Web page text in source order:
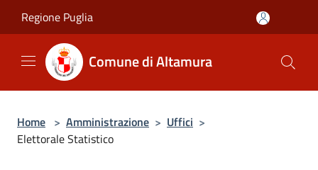
Regione Puglia
Comune di Altamura
Home > Amministrazione > Uffici >
Elettorale Statistico